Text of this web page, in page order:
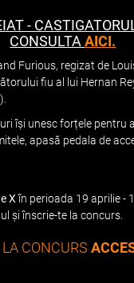
-
CONSULTAAICI.
Furious, regizat de
fiu al lui Hernan
își unesc forțele pentru
apasă pedala de
Xîn perioada 19 aprilie -
și înscrie-te la concurs.
CONCURS